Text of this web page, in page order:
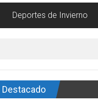
Deportes de Invierno
Destacado